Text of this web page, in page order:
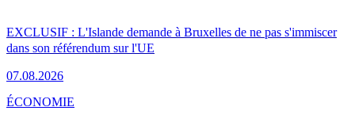
EXCLUSIF : L'Islande demande à Bruxelles de ne pas s'immiscer
dans son référendum sur l'UE
07.08.2026
ÉCONOMIE